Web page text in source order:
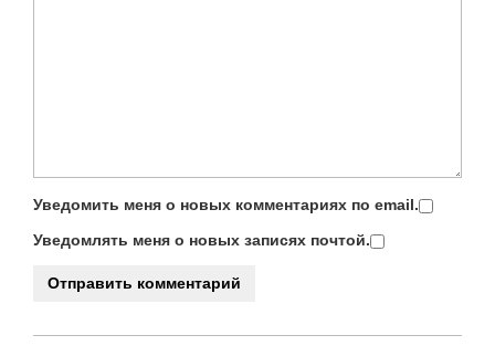
Уведомить меня о новых комментариях по email.
Уведомлять меня о новых записях почтой.